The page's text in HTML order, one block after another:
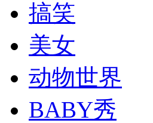
司机酒驾遇交警 急速倒车逃窜
搞笑
美女
动物世界
BABY秀